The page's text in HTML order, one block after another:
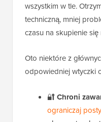
wszystkim w tle.
techniczną, mniej
czasu na skupienie
Oto niektóre z
odpowiedniej wtyczki
🔐 Chroni
ograniczaj posty